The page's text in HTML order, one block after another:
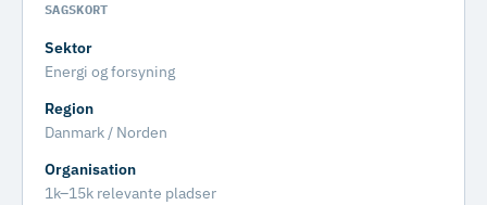
SAGSKORT
Sektor
Energi og forsyning
Region
Danmark / Norden
Organisation
1k–15k relevante pladser